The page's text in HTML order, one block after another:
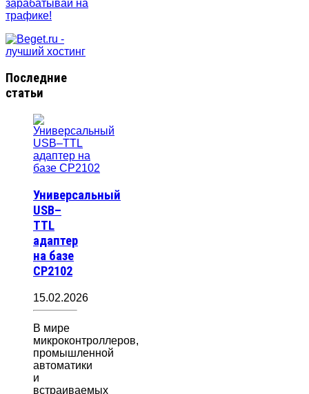
Последние
статьи
Универсальный
USB–
TTL
адаптер
на базе
CP2102
15.02.2026
В мире
микроконтроллеров,
промышленной
автоматики
и
встраиваемых